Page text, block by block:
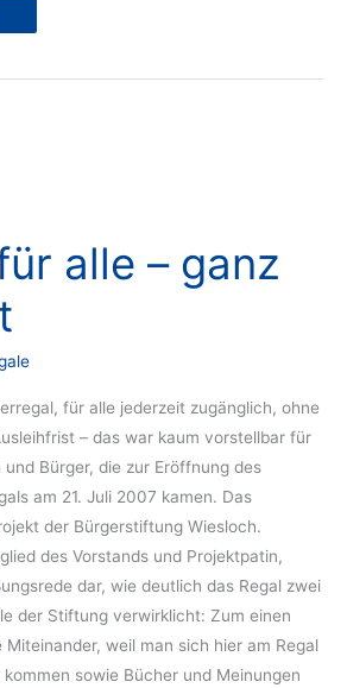
alle – ganz
für alle jederzeit zugänglich, ohne
– das war kaum vorstellbar für
Bürger, die zur Eröffnung des
am 21. Juli 2007 kamen. Das
der Bürgerstiftung Wiesloch.
des Vorstands und Projektpatin,
dar, wie deutlich das Regal zwei
der Stiftung verwirklicht: Zum einen
weil man sich hier am Regal
sowie Bücher und Meinungen